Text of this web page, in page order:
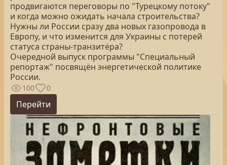
продвигаются переговоры по "Турецкому потоку"
и когда можно ожидать начала строительства?
Нужны ли России сразу два новых газопровода в
Европу, и что изменится для Украины с потерей
статуса страны-транзитёра?
Очередной выпуск программы "Специальный
репортаж" посвящён энергетической политике
России.
100 0
Перейти